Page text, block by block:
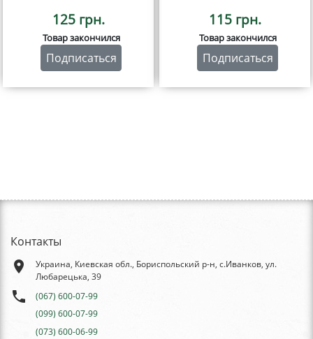
125 грн.
Товар закончился
Подписаться
115 грн.
Товар закончился
Подписаться
Контакты
place
Украина, Киевская обл., Бориспольский р-н, с.Иванков, ул.
Любарецька, 39
phone
(067) 600-07-99
(099) 600-07-99
(073) 600-06-99